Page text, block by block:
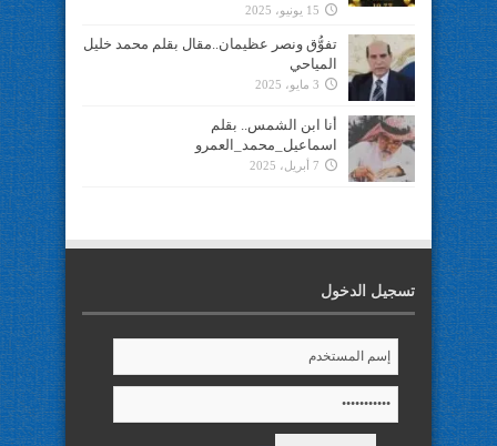
15 يونيو، 2025
تفوُّق ونصر عظيمان..مقال بقلم محمد خليل
المياحي
3 مايو، 2025
أنا ابن الشمس.. بقلم
اسماعيل_محمد_العمرو
7 أبريل، 2025
تسجيل الدخول